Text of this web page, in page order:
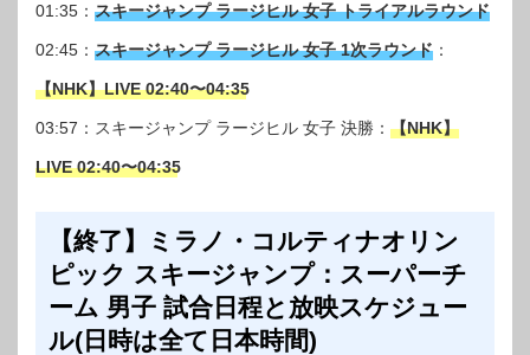
01:35： スキージャンプ ラージヒル 女子 トライアルラウンド
02:45： スキージャンプ ラージヒル 女子 1次ラウンド ：
【NHK】LIVE 02:40〜04:35
03:57：スキージャンプ ラージヒル 女子 決勝： 【NHK】
LIVE 02:40〜04:35
【終了】ミラノ・コルティナオリン
ピック スキージャンプ：スーパーチ
ーム 男子 試合日程と放映スケジュー
ル(日時は全て日本時間)